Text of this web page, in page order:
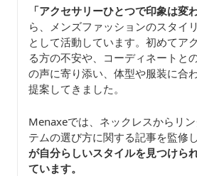
「アクセサリーひとつで印象は変
ら、メンズファッションのスタイ
として活動しています。初めてア
る方の不安や、コーディネートと
の声に寄り添い、体型や服装に合
提案してきました。
Menaxeでは、ネックレスからリ
テムの選び方に関する記事を監修し
が自分らしいスタイルを見つけら
ています。